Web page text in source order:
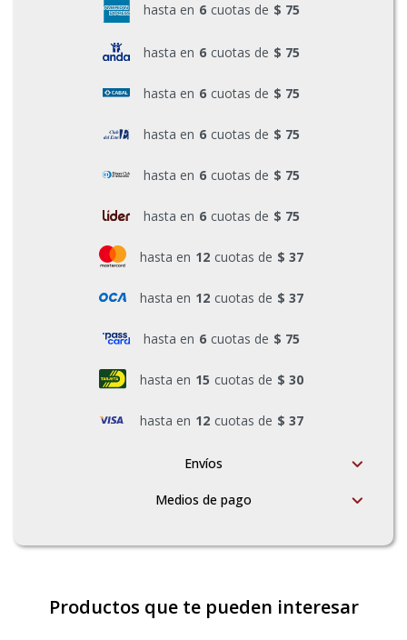
hasta en 6 cuotas de $ 75
hasta en 6 cuotas de $ 75
hasta en 6 cuotas de $ 75
hasta en 6 cuotas de $ 75
hasta en 6 cuotas de $ 75
hasta en 6 cuotas de $ 75
hasta en 12 cuotas de $ 37
hasta en 12 cuotas de $ 37
hasta en 6 cuotas de $ 75
hasta en 15 cuotas de $ 30
hasta en 12 cuotas de $ 37
Envíos
Medios de pago
Productos que te pueden interesar
Piscinas e Inflables